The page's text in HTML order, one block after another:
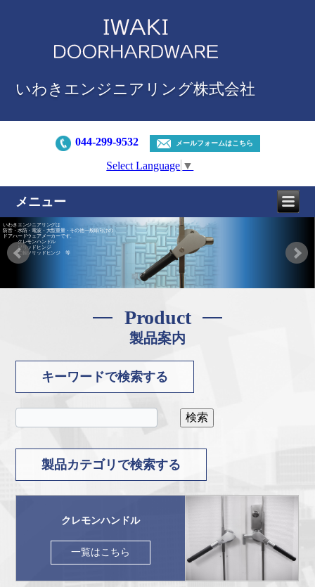
いわきエンジニアリング株式会社
044-299-9532 メールフォームはこちら
Select Language ▼
メニュー
Product
製品案内
キーワードで検索する
製品カテゴリで検索する
クレモンハンドル
一覧はこちら